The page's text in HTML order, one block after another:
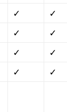
✓
✓
✓
✓
✓
✓
✓
✓